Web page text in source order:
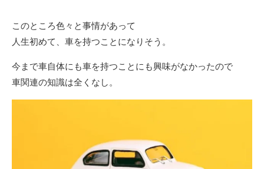
このところ色々と事情があって
人生初めて、車を持つことになりそう。
今まで車自体にも車を持つことにも興味がなかったので
車関連の知識は全くなし。